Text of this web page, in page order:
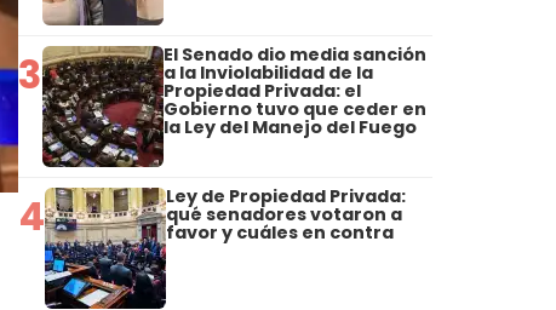
3 El Senado dio media sanción
a la Inviolabilidad de la
Propiedad Privada: el
Gobierno tuvo que ceder en
la Ley del Manejo del Fuego
4 Ley de Propiedad Privada:
qué senadores votaron a
favor y cuáles en contra